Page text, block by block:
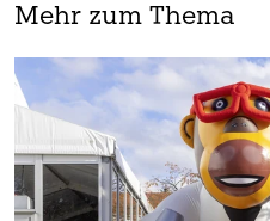
Mehr zum Thema